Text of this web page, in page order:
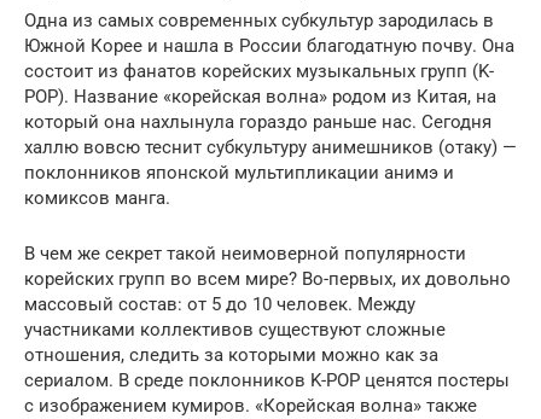
Одна из самых современных субкультур зародилась в
Южной Корее и нашла в России благодатную почву. Она
состоит из фанатов корейских музыкальных групп (K-
POP). Название «корейская волна» родом из Китая, на
который она нахлынула гораздо раньше нас. Сегодня
халлю вовсю теснит субкультуру анимешников (отаку) —
поклонников японской мультипликации анимэ и
комиксов манга.
В чем же секрет такой неимоверной популярности
корейских групп во всем мире? Во-первых, их довольно
массовый состав: от 5 до 10 человек. Между
участниками коллективов существуют сложные
отношения, следить за которыми можно как за
сериалом. В среде поклонников K-POP ценятся постеры
с изображением кумиров. «Корейская волна» также